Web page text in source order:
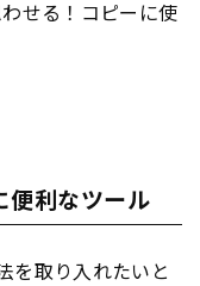
せる！コピーに使
便利なツール
を取り入れたいと